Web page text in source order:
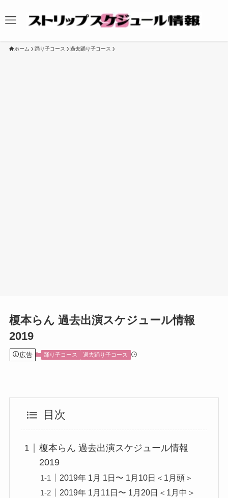
ホーム 踊り子コース 過去踊り子コース
榎本らん 過去出演スケジュール情報
2019
広告 踊り子コース 過去踊り子コース
目次
榎本らん 過去出演スケジュール情報
2019
2019年 1月 1日〜 1月10日＜1月頭＞
2019年 1月11日〜 1月20日＜1月中＞